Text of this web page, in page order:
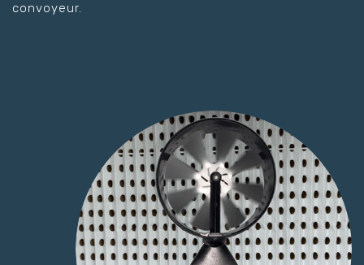
convoyeur.